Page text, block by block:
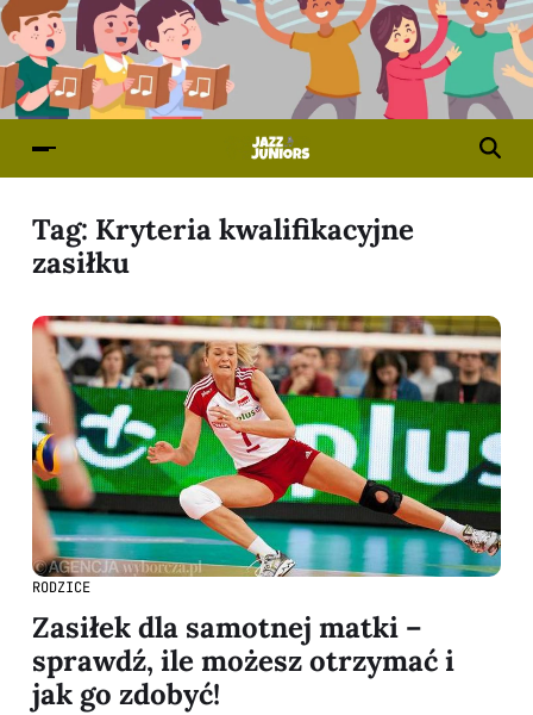
Tag: Kryteria kwalifikacyjne
zasiłku
RODZICE
Zasiłek dla samotnej matki –
sprawdź, ile możesz otrzymać i
jak go zdobyć!